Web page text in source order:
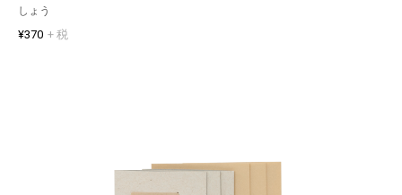
しょう
¥370 + 税